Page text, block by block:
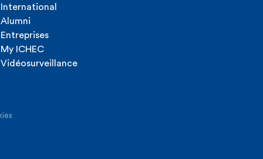
International
Alumni
Entreprises
My ICHEC
Vidéosurveillance